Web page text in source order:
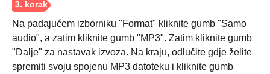
Na padajućem izborniku "Format" kliknite gumb "Samo
audio", a zatim kliknite gumb "MP3". Zatim kliknite gumb
"Dalje" za nastavak izvoza. Na kraju, odlučite gdje želite
spremiti svoju spojenu MP3 datoteku i kliknite gumb